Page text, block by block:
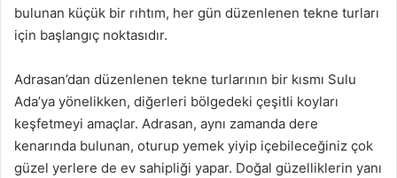
bulunan küçük bir rıhtım, her gün düzenlenen tekne turları
için başlangıç noktasıdır.
Adrasan’dan düzenlenen tekne turlarının bir kısmı Sulu
Ada’ya yönelikken, diğerleri bölgedeki çeşitli koyları
keşfetmeyi amaçlar. Adrasan, aynı zamanda dere
kenarında bulunan, oturup yemek yiyip içebileceğiniz çok
güzel yerlere de ev sahipliği yapar. Doğal güzelliklerin yanı